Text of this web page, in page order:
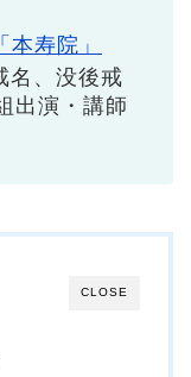
寿院」
名、没後戒
出演・講師
CLOSE